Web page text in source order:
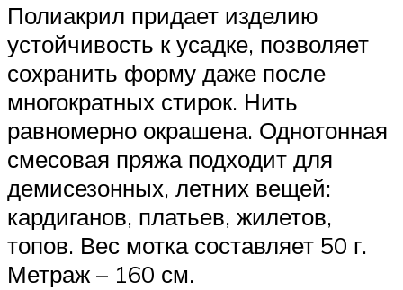
Полиакрил придает изделию
устойчивость к усадке, позволяет
сохранить форму даже после
многократных стирок. Нить
равномерно окрашена. Однотонная
смесовая пряжа подходит для
демисезонных, летних вещей:
кардиганов, платьев, жилетов,
топов. Вес мотка составляет 50 г.
Метраж – 160 см.